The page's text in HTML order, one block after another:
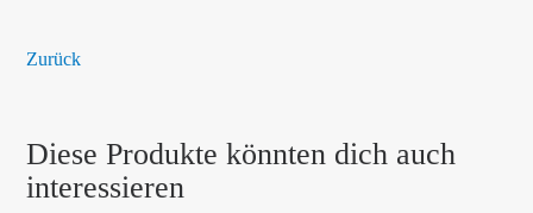
Zurück
Diese Produkte könnten dich auch
interessieren